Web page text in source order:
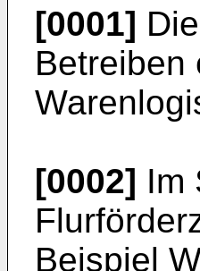
[0001]
Betreiben
[0002] Im
Beispiel